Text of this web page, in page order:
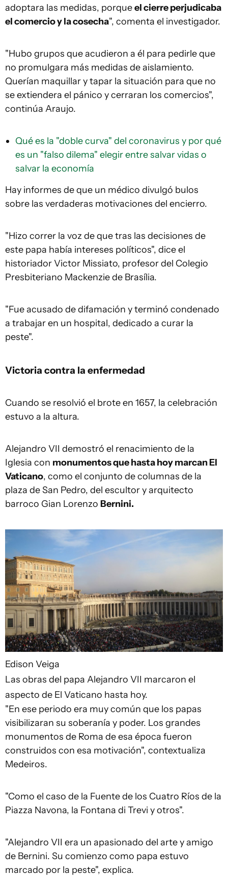
adoptara las medidas, porqueel cierre perjudicaba
el comercio y la cosecha", comenta el investigador.
"Hubo grupos que acudieron a él para pedirle que
no promulgara más medidas de aislamiento.
Querían maquillar y tapar la situación para que no
se extiendera el pánico y cerraran los comercios",
continúa Araujo.
Qué es la "doble curva" del coronavirus y por qué
es un "falso dilema" elegir entre salvar vidas o
salvar la economía
Hay informes de que un médico divulgó bulos
sobre las verdaderas motivaciones del encierro.
"Hizo correr la voz de que tras las decisiones de
este papa había intereses políticos", dice el
historiador Victor Missiato, profesor del Colegio
Presbiteriano Mackenzie de Brasília.
"Fue acusado de difamación y terminó condenado
a trabajar en un hospital, dedicado a curar la
peste".
Victoria contra la enfermedad
Cuando se resolvió el brote en 1657, la celebración
estuvo a la altura.
Alejandro VII demostró el renacimiento de la
Iglesia con monumentos que hasta hoy marcan El
Vaticano, como el conjunto de columnas de la
plaza de San Pedro, del escultor y arquitecto
barroco Gian Lorenzo Bernini.
Edison Veiga
Las obras del papa Alejandro VII marcaron el
aspecto de El Vaticano hasta hoy.
"En ese periodo era muy común que los papas
visibilizaran su soberanía y poder. Los grandes
monumentos de Roma de esa época fueron
construidos con esa motivación", contextualiza
Medeiros.
"Como el caso de la Fuente de los Cuatro Ríos de la
Piazza Navona, la Fontana di Trevi y otros".
"Alejandro VII era un apasionado del arte y amigo
de Bernini. Su comienzo como papa estuvo
marcado por la peste", explica.